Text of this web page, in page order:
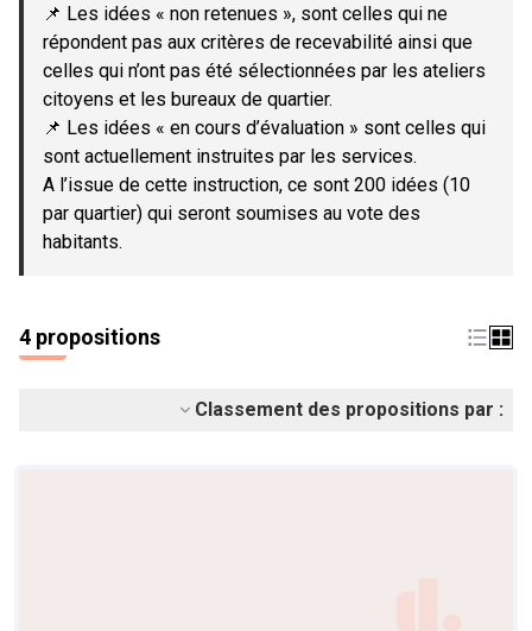
📌 Les idées « non retenues », sont celles qui ne
répondent pas aux critères de recevabilité ainsi que
celles qui n’ont pas été sélectionnées par les ateliers
citoyens et les bureaux de quartier.
📌 Les idées « en cours d’évaluation » sont celles qui
sont actuellement instruites par les services.
A l’issue de cette instruction, ce sont 200 idées (10
par quartier) qui seront soumises au vote des
habitants.
4 propositions
Classement des propositions par :